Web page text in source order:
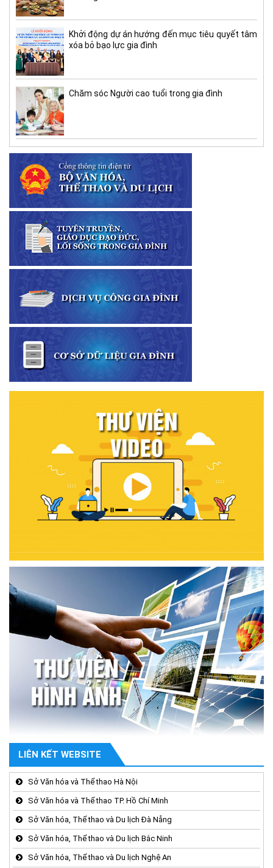
Khởi động dự án hướng đến mục tiêu quyết tâm
xóa bỏ bạo lực gia đình
Chăm sóc Người cao tuổi trong gia đình
LIÊN KẾT WEBSITE
Sở Văn hóa và Thể thao Hà Nội
Sở Văn hóa và Thể thao TP. Hồ Chí Minh
Sở Văn hóa, Thể thao và Du lịch Đà Nẵng
Sở Văn hóa, Thể thao và Du lịch Bắc Ninh
Sở Văn hóa, Thể thao và Du lịch Nghệ An